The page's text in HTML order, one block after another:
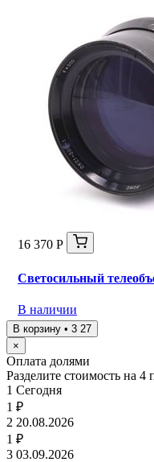
16 370 Р
Светосильный
В наличии
В корзину • 3 27
×
Оплата долями
Разделите стоимость на 4
1 Сегодня
1 ₽
2 20.08.2026
1 ₽
3 03.09.2026